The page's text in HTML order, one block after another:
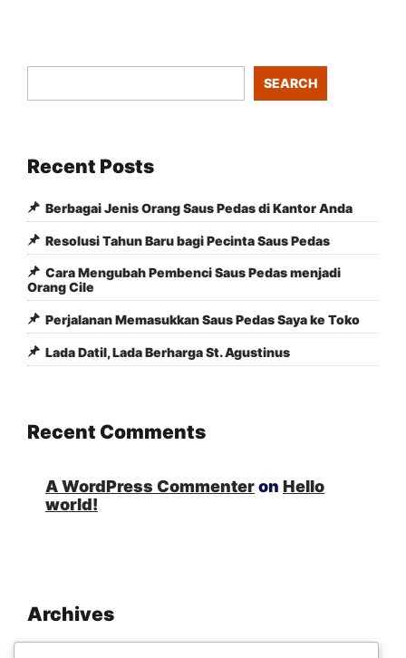
SEARCH
Recent Posts
Berbagai Jenis Orang Saus Pedas di Kantor Anda
Resolusi Tahun Baru bagi Pecinta Saus Pedas
Cara Mengubah Pembenci Saus Pedas menjadi
Orang Cile
Perjalanan Memasukkan Saus Pedas Saya ke Toko
Lada Datil, Lada Berharga St. Agustinus
Recent Comments
A WordPress Commenteron Hello
world!
Archives